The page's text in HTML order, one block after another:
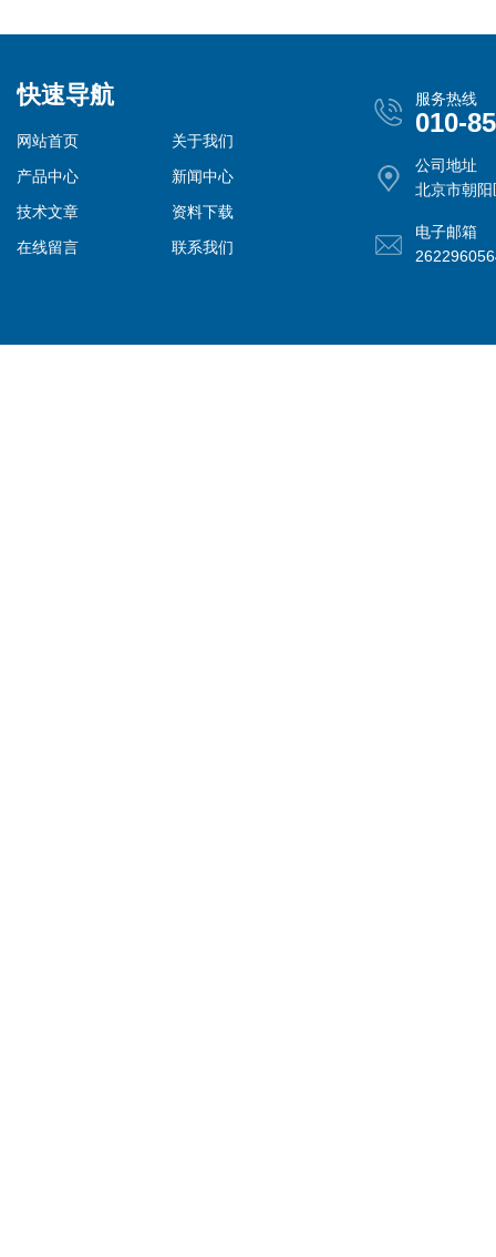
快速导航
网站首页
关于我们
产品中心
新闻中心
技术文章
资料下载
在线留言
联系我们
服务热线
010-
公司地址
北京市朝
电子邮箱